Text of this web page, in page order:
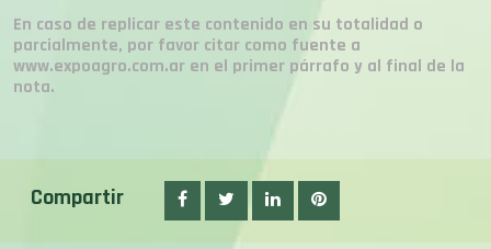
En caso de replicar este contenido en su totalidad o
parcialmente, por favor citar como fuente a
www.expoagro.com.ar en el primer párrafo y al final de la
nota.
Compartir